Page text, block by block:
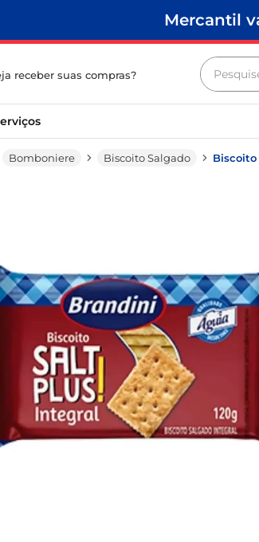
Mercantil
receber suas compras?
Bomboniere Biscoito Salgado Biscoito
leite